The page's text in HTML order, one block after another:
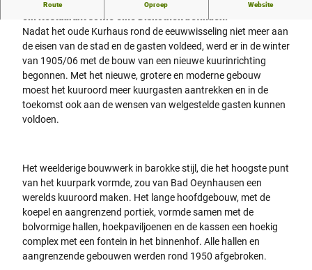
Route Oproep Website
Nadat het oude Kurhaus rond de eeuwwisseling niet meer aan
de eisen van de stad en de gasten voldeed, werd er in de winter
van 1905/06 met de bouw van een nieuwe kuurinrichting
begonnen. Met het nieuwe, grotere en moderne gebouw
moest het kuuroord meer kuurgasten aantrekken en in de
toekomst ook aan de wensen van welgestelde gasten kunnen
voldoen.
Het weelderige bouwwerk in barokke stijl, die het hoogste punt
van het kuurpark vormde, zou van Bad Oeynhausen een
werelds kuuroord maken. Het lange hoofdgebouw, met de
koepel en aangrenzend portiek, vormde samen met de
bolvormige hallen, hoekpaviljoenen en de kassen een hoekig
complex met een fontein in het binnenhof. Alle hallen en
aangrenzende gebouwen werden rond 1950 afgebroken.